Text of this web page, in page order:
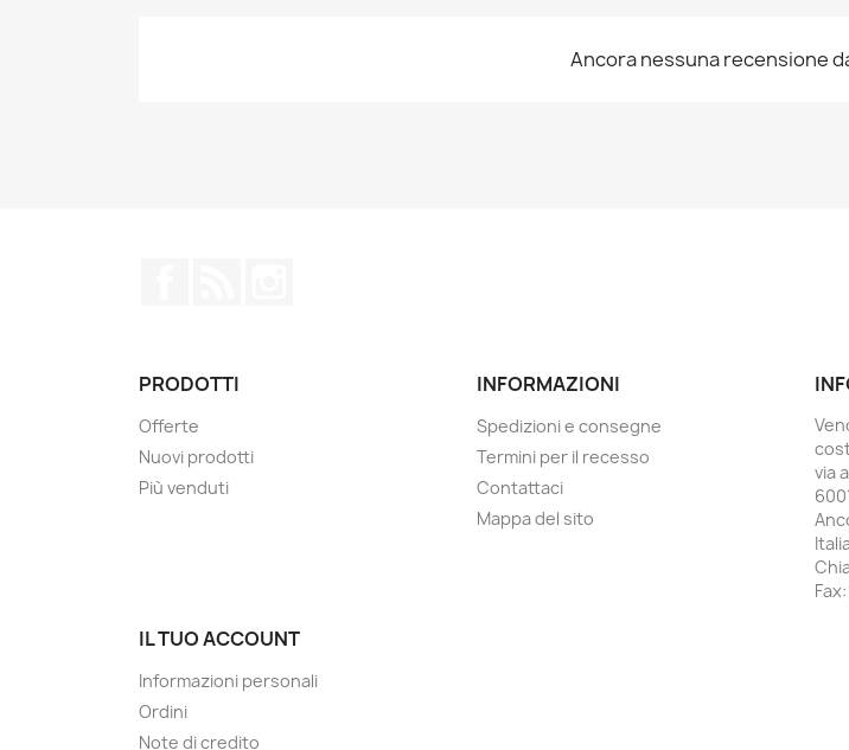
Ancora nessuna recensione
PRODOTTI
Offerte
Nuovi prodotti
Più venduti
INFORMAZIONI
Spedizioni e consegne
Termini per il recesso
Contattaci
Mappa del sito
via
Fax:
IL TUO ACCOUNT
Informazioni personali
Ordini
Note di credito